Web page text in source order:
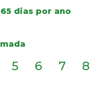
dias por ano
5 6 7 8